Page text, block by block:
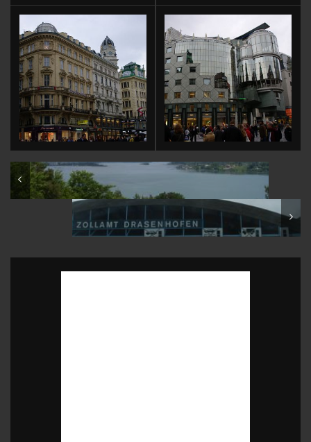
Austria: Kärnten: Wörthersee & driving to Vienna
Austria to Czech driving & border crossing